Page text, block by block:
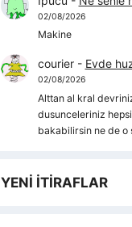
02/08/2026
Makine
courier- Evde
02/08/2026
Alttan al kral
dusunceleriniz
bakabilirsin ne de
YENİ İTİRAFLAR